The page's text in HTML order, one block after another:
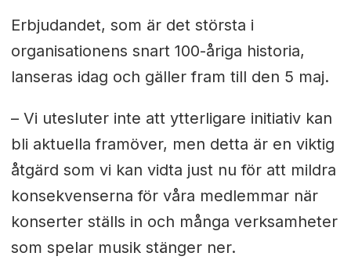
Erbjudandet, som är det största i
organisationens snart 100-åriga historia,
lanseras idag och gäller fram till den 5 maj.
– Vi utesluter inte att ytterligare initiativ kan
bli aktuella framöver, men detta är en viktig
åtgärd som vi kan vidta just nu för att mildra
konsekvenserna för våra medlemmar när
konserter ställs in och många verksamheter
som spelar musik stänger ner.